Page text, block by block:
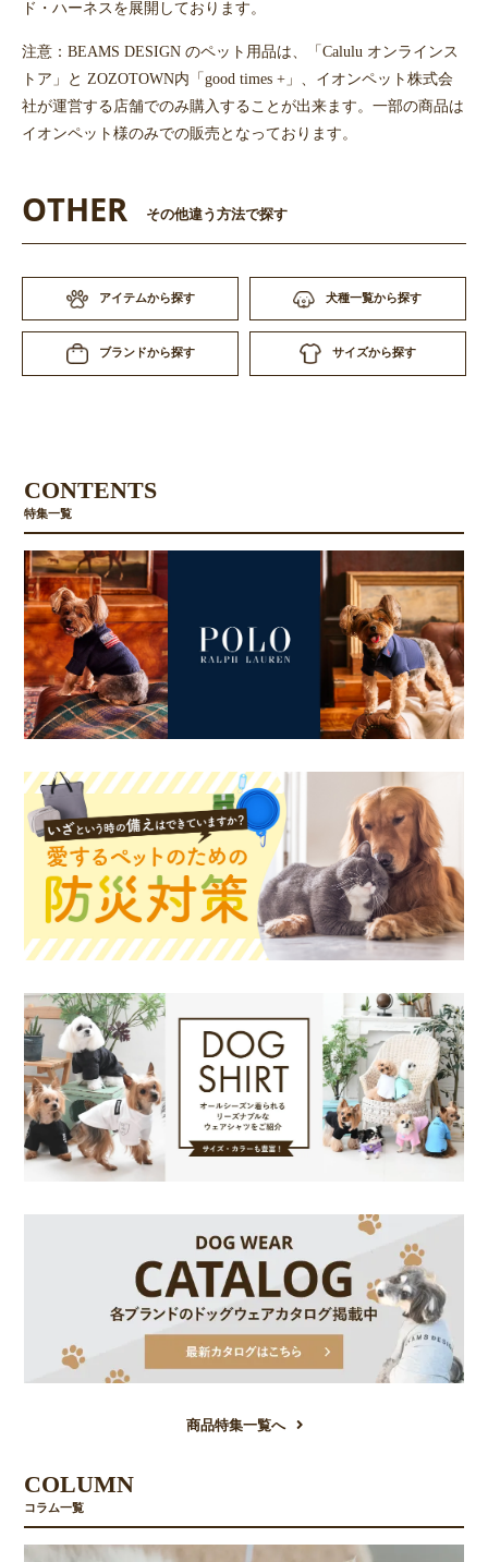
ド・ハーネスを展開しております。
注意：BEAMS DESIGN のペット用品は、「Calulu オンラインス
トア」と ZOZOTOWN内「good times +」、イオンペット株式会
社が運営する店舗でのみ購入することが出来ます。一部の商品は
イオンペット様のみでの販売となっております。
OTHER その他違う方法で探す
アイテムから探す 犬種一覧から探す
ブランドから探す サイズから探す
CONTENTS
特集一覧
商品特集一覧へ
COLUMN
コラム一覧